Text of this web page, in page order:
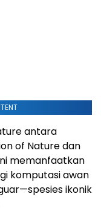
antara
of Nature dan
memanfaatkan
komputasi awan
ikonik